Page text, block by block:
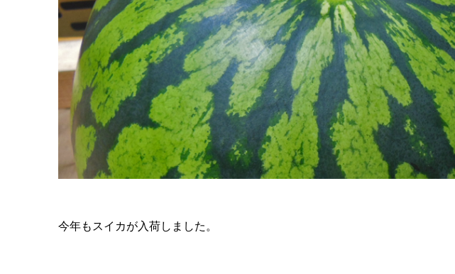
今年もスイカが入荷しました。